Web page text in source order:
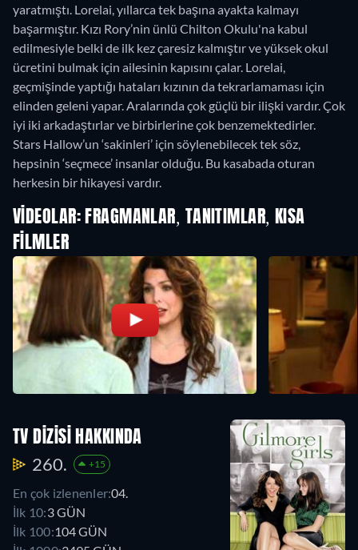
yaratmıştı. Lorelai, yıllarca tek başına ayakta kalmayı
başarmıştır. Kızı Rory’nin ünlü Chilton Okulu'na kabul
edilmesiyle belki de ilk kez çaresiz kalmıştır ve yüksek okul
ücretini bulmak için ailesinin kapısını çalar. Lorelai,
geçmişinde yaptığı hataları kızının da tekrarlamaması için
elinden geleni yapar. Aralarında çok güçlü bir ilişki vardır. Çok
iyi iki arkadaştırlar ve birbirlerine çok benzemektedirler.
Stars Hallow’un ‘sakinleri’ için söylenebilecek tek söz,
hepsinin ‘seçmece’ insanlar olduğu. Bu kasabada oturan
herkesin bir hikayesi vardır.
VIDEOLAR: FRAGMANLAR, TANITIMLAR, KISA
FILMLER
TV DIZISI HAKKINDA
260. +15
En çok izlenenler:04.
İlk 10:3 GÜN
İlk 100:104 GÜN